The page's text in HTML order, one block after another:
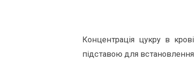
Концентрація цукру в
підставою для